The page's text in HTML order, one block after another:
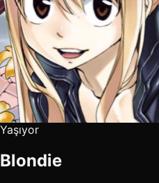
Yaşıyor
Blondie